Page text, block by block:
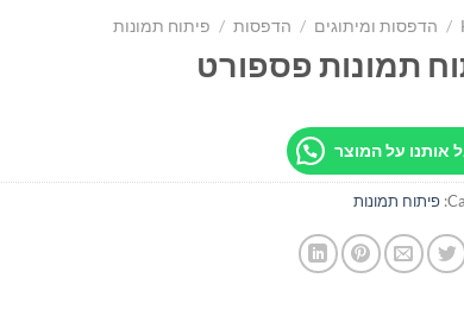
/ הדפסות ומיתוגים / הדפסות / פיתוח תמונות
תמונות פספורט
אותנו על המוצר
פיתוח תמונות